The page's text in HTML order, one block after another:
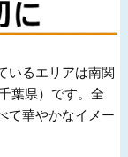
いるエリアは南関
葉県）です。全
て華やかなイメー